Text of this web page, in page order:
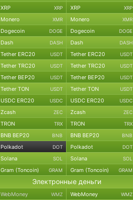
XRP XRP XRP XRP
Monero XMR Monero XMR
Dogecoin DOGE Dogecoin DOGE
Dash DASH Dash DASH
Tether ERC20 USDT Tether ERC20 USDT
Tether TRC20 USDT Tether TRC20 USDT
Tether BEP20 USDT Tether BEP20 USDT
Tether TON USDT Tether TON USDT
USDC ERC20 USDC USDC ERC20 USDC
Zcash ZEC Zcash ZEC
TRON TRX TRON TRX
BNB BEP20 BNB BNB BEP20 BNB
Polkadot DOT Polkadot DOT
Solana SOL Solana SOL
Gram (Toncoin) GRAM Gram (Toncoin) GRAM
Электронные деньги
WebMoney WMZ WebMoney WMZ